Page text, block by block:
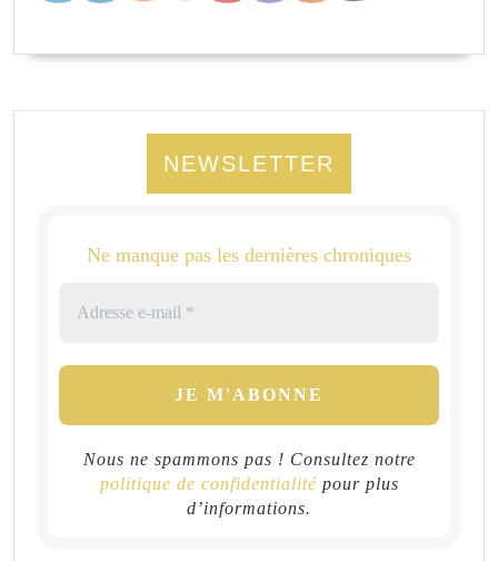
NEWSLETTER
Ne manque pas les dernières chroniques
Nous ne spammons pas ! Consultez notre
politique de confidentialitépour plus
d’informations.